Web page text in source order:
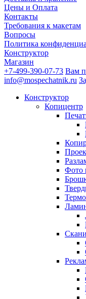
Цены и Оплата
Контакты
Требования к макетам
Вопросы
Политика
Конструктор
Магазин
+7-499-390-07-73 Вам
info@mospechatnik.ru
Конструктор
Копицентр
Фото